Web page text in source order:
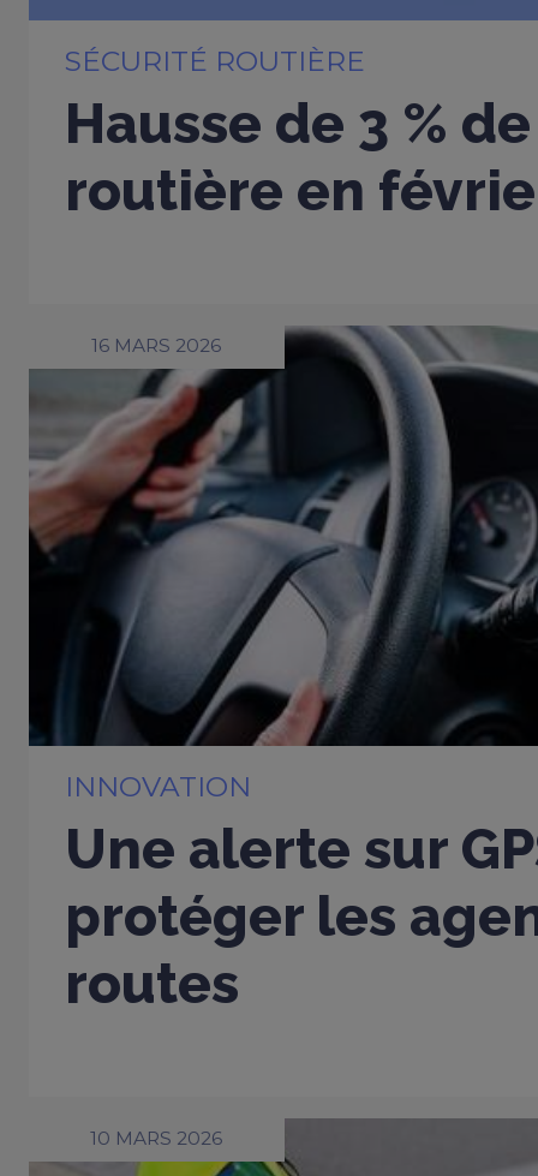
SÉCURITÉ ROUTIÈRE
Hausse de 3 %
routière en
16 MARS 2026
INNOVATION
Une alerte sur
protéger les
routes
10 MARS 2026